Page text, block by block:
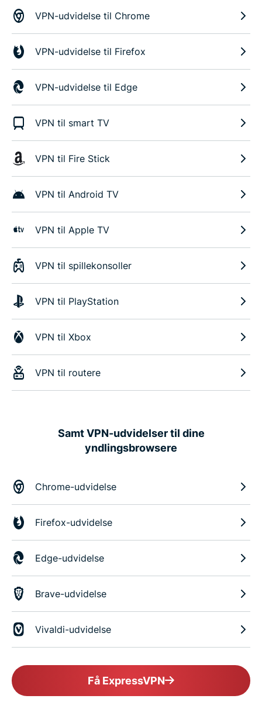
VPN-udvidelse til Chrome
VPN-udvidelse til Firefox
VPN-udvidelse til Edge
VPN til smart TV
VPN til Fire Stick
VPN til Android TV
VPN til Apple TV
VPN til spillekonsoller
VPN til PlayStation
VPN til Xbox
VPN til routere
Samt VPN-udvidelser til dine
yndlingsbrowsere
Chrome-udvidelse
Firefox-udvidelse
Edge-udvidelse
Brave-udvidelse
Vivaldi-udvidelse
Få ExpressVPN